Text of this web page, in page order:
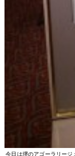
今日は堺のアゴーラリージ